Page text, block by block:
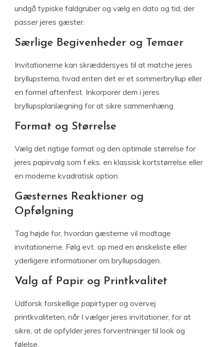
undgå typiske faldgruber og vælg en dato og tid, der
passer jeres gæster.
Særlige Begivenheder og Temaer
Invitationerne kan skræddersyes til at matche jeres
bryllupstema, hvad enten det er et sommerbryllup eller
en formel aftenfest. Inkorporer dem i jeres
bryllupsplanlægning for at sikre sammenhæng.
Format og Størrelse
Vælg det rigtige format og den optimale størrelse for
jeres papirvalg som f.eks. en klassisk kortstørrelse eller
en moderne kvadratisk option.
Gæsternes Reaktioner og
Opfølgning
Tag højde for, hvordan gæsterne vil modtage
invitationerne. Følg evt. op med en ønskeliste eller
yderligere informationer om bryllupsdagen.
Valg af Papir og Printkvalitet
Udforsk forskellige papirtyper og overvej
printkvaliteten, når I vælger jeres invitationer, for at
sikre, at de opfylder jeres forventninger til look og
følelse.